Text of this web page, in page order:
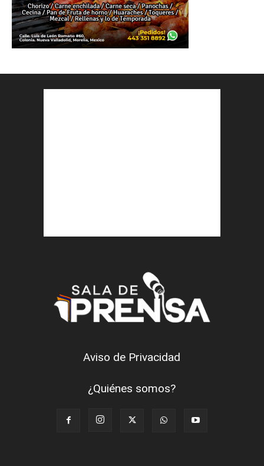
Aviso de Privacidad
¿Quiénes somos?